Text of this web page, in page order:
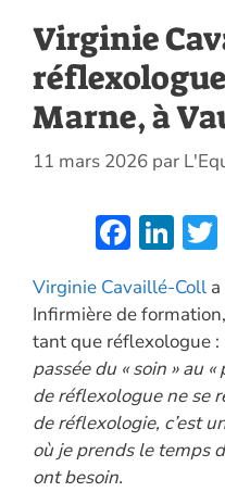
Virginie
Marne, à
11 mars 2026 par
F
ac
e
b
o
o
k
Li
n
k
e
dI
n
Virginie Cavaillé-Coll
Infirmière de
tant que réflexologue :
passée du « soin » au
de réflexologue ne se
de réflexologie, c’est
où je prends le temps
ont besoin.